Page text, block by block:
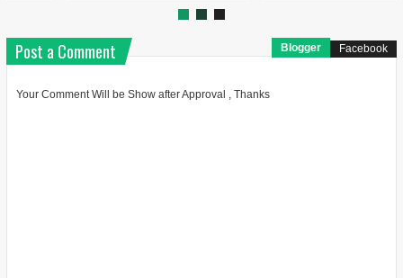
Post a Comment Blogger Facebook
Your Comment Will be Show after Approval , Thanks